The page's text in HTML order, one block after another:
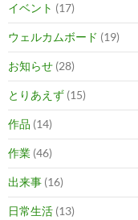
イベント (17)
ウェルカムボード (19)
お知らせ (28)
とりあえず (15)
作品 (14)
作業 (46)
出来事 (16)
日常生活 (13)